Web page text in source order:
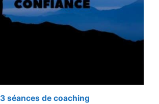
3 séances de coaching